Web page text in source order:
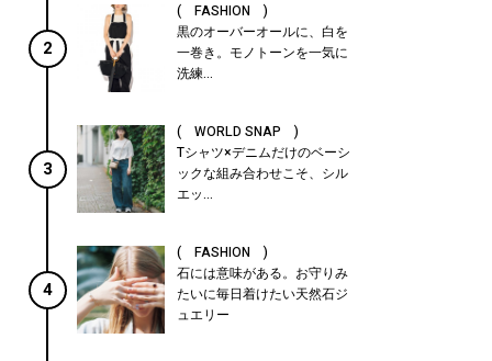
2
( FASHION )
黒のオーバーオールに、白を
一巻き。モノトーンを一気に
洗練...
3
( WORLD SNAP )
Tシャツ×デニムだけのベーシ
ックな組み合わせこそ、シル
エッ...
4
( FASHION )
石には意味がある。お守りみ
たいに毎日着けたい天然石ジ
ュエリー